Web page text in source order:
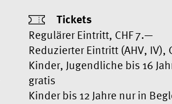
Tickets
Regulärer Eintritt, CHF 7.—
Reduzierter Eintritt (AHV, IV),
Kinder, Jugendliche bis 16
gratis
Kinder bis 12 Jahre nur in